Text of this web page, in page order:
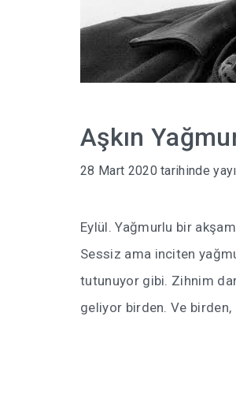
Aşkın
28 Mart 2020 tarihinde
Eylül. Yağmurlu bir
Sessiz ama inciten
tutunuyor gibi. Zihnim
geliyor birden. Ve birden,